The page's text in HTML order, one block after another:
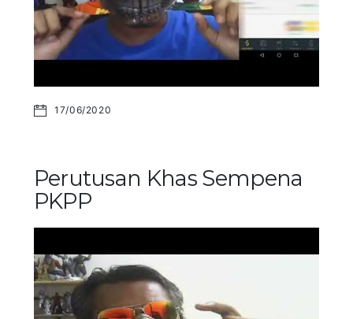
17/06/2020
Perutusan Khas Sempena
PKPP